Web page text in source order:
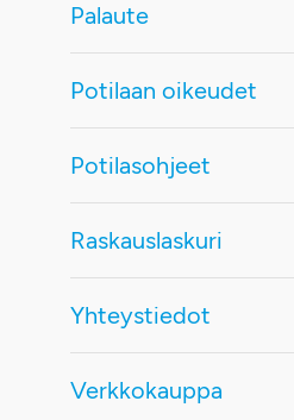
Palaute
Potilaan oikeudet
Potilasohjeet
Raskauslaskuri
Yhteystiedot
Verkkokauppa